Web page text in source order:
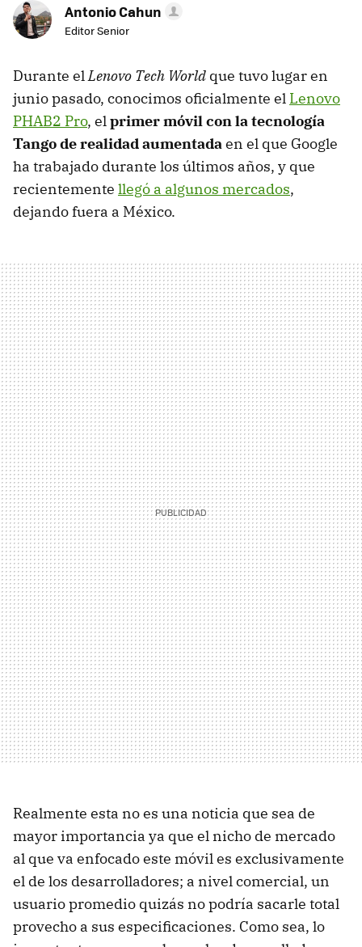
Antonio Cahun
Editor Senior
Durante elLenovo Tech World que tuvo lugar en
junio pasado, conocimos oficialmente el Lenovo
PHAB2 Pro, elprimer móvil con la tecnología
Tango de realidad aumentadaen el que Google
ha trabajado durante los últimos años, y que
recientemente llegó a algunos mercados,
dejando fuera a México.
Realmente esta no es una noticia que sea de
mayor importancia ya que el nicho de mercado
al que va enfocado este móvil es exclusivamente
el de los desarrolladores; a nivel comercial, un
usuario promedio quizás no podría sacarle total
provecho a sus especificaciones. Como sea, lo